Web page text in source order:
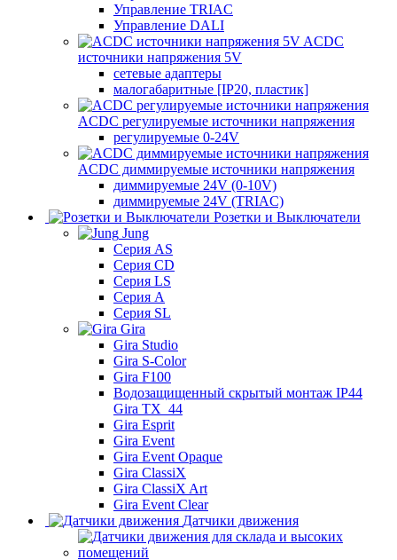
Управление TRIAC
Управление DALI
ACDC
источники напряжения 5V
сетевые адаптеры
малогабаритные [IP20, пластик]
ACDC регулируемые источники напряжения
регулируемые 0-24V
ACDC диммируемые источники напряжения
диммируемые 24V (0-10V)
диммируемые 24V (TRIAC)
Розетки и Выключатели
Jung
Серия AS
Серия CD
Серия LS
Серия A
Серия SL
Gira
Gira Studio
Gira S-Color
Gira F100
Водозащищенный скрытый монтаж IP44
Gira TX_44
Gira Esprit
Gira Event
Gira Event Opaque
Gira ClassiX
Gira ClassiX Art
Gira Event Clear
Датчики движения